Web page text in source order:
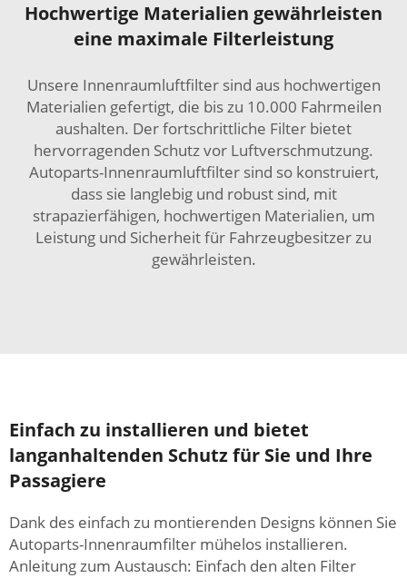
Hochwertige Materialien gewährleisten
eine maximale Filterleistung
Unsere Innenraumluftfilter sind aus hochwertigen
Materialien gefertigt, die bis zu 10.000 Fahrmeilen
aushalten. Der fortschrittliche Filter bietet
hervorragenden Schutz vor Luftverschmutzung.
Autoparts-Innenraumluftfilter sind so konstruiert,
dass sie langlebig und robust sind, mit
strapazierfähigen, hochwertigen Materialien, um
Leistung und Sicherheit für Fahrzeugbesitzer zu
gewährleisten.
Einfach zu installieren und bietet
langanhaltenden Schutz für Sie und Ihre
Passagiere
Dank des einfach zu montierenden Designs können Sie
Autoparts-Innenraumfilter mühelos installieren.
Anleitung zum Austausch: Einfach den alten Filter